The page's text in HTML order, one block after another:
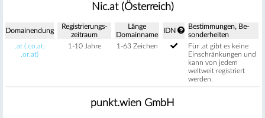
Nic.at (Österreich)
Domain­endung
Regis­trierungs­
zeitraum
Länge
Domain­name
IDN
Be­stimm­ungen, Be­
sonder­heiten
.at (.co.at,
.or.at)
1-10 Jahre 1-63 Zeichen
Für .at gibt es keine
Einschränkungen und
kann von jedem
weltweit registriert
werden.
punkt.wien GmbH